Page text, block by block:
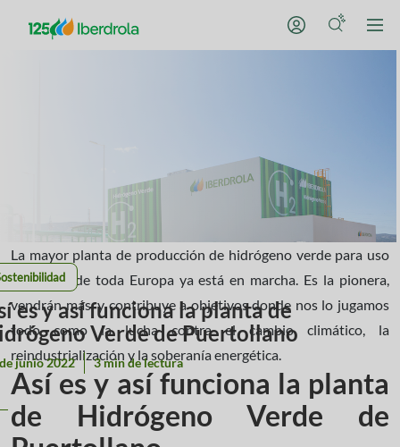
es y así funciona la planta de
Verde de Puertollano
junio 2022 3 min de lectura
La mayor planta de producción de hidrógeno verde para uso
industrial de toda Europa ya está en marcha. Es la pionera,
vendrán más, y contribuye a objetivos donde nos lo jugamos
todo como la lucha contra el cambio climático, la
reindustrialización y la soberanía energética.
Así es y así funciona la planta
de Hidrógeno Verde de